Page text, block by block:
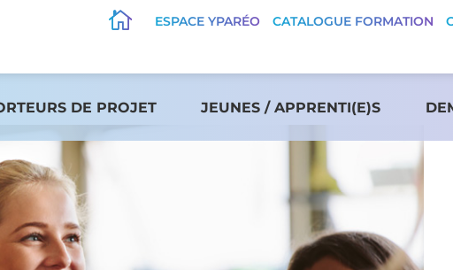
 ESPACE YPARÉO CATALOGUE FORMATION
DE PROJET JEUNES / APPRENTI(E)S